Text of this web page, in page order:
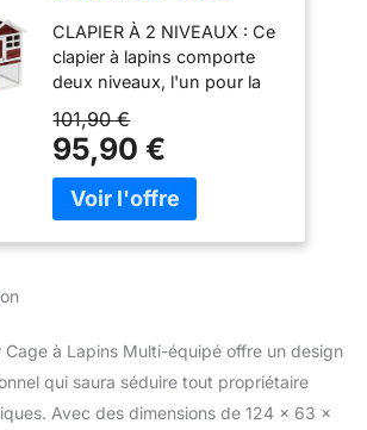
Rouge Brique
CLAPIER À 2 NIVEAUX : Ce
clapier à lapins comporte
deux niveaux, l'un pour la
pour la zone d'activité,
offrant de la place pour
garder plus d'un lapin ou
animal similaire
utilisation quotidienne.
L'échelle est incluse pour un
accès facile à la zone
101,90 €
95,90 €
Cage à Lapins Multi-équipé offre un design
qui saura séduire tout propriétaire
Avec des dimensions de 124 x 63 x